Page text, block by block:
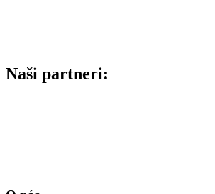
Naši partneri: